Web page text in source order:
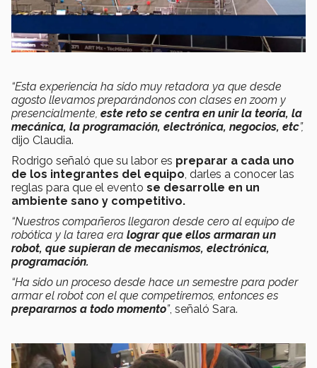
“Esta experiencia ha sido muy retadora ya que desde
agosto llevamos preparándonos con clases en zoom y
presencialmente, este reto se centra en unir la teoría, la
mecánica, la programación, electrónica, negocios, etc”,
dijo Claudia.
Rodrigo señaló que su labor es preparar a cada uno
de los integrantes del equipo, darles a conocer las
reglas para que el evento se desarrolle en un
ambiente sano y competitivo.
“Nuestros compañeros llegaron desde cero al equipo de
robótica y la tarea era lograr que ellos armaran un
robot, que supieran de mecanismos, electrónica,
programación.
“Ha sido un proceso desde hace un semestre para poder
armar el robot con el que competiremos, entonces es
prepararnos a todo momento”, señaló Sara.